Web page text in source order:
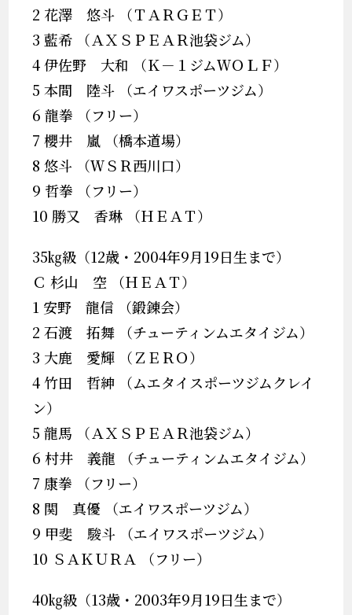
2 花澤 悠斗 （ＴＡＲＧＥＴ）
3 藍希 （ＡＸＳＰＥＡＲ池袋ジム）
4 伊佐野 大和 （Ｋ－１ジムＷＯＬＦ）
5 本間 陸斗 （エイワスポーツジム）
6 龍拳 （フリー）
7 櫻井 嵐 （橋本道場）
8 悠斗 （ＷＳＲ西川口）
9 哲拳 （フリー）
10 勝又 香琳 （ＨＥＡＴ）
35㎏級（12歳・2004年9月19日生まで）
Ｃ 杉山 空 （ＨＥＡＴ）
1 安野 龍信 （鍛錬会）
2 石渡 拓舞 （チューティンムエタイジム）
3 大鹿 愛輝 （ＺＥＲＯ）
4 竹田 哲紳 （ムエタイスポーツジムクレイ
ン）
5 龍馬 （ＡＸＳＰＥＡＲ池袋ジム）
6 村井 義龍 （チューティンムエタイジム）
7 康拳 （フリー）
8 関 真優 （エイワスポーツジム）
9 甲斐 駿斗 （エイワスポーツジム）
10 ＳＡＫＵＲＡ （フリー）
40㎏級（13歳・2003年9月19日生まで）